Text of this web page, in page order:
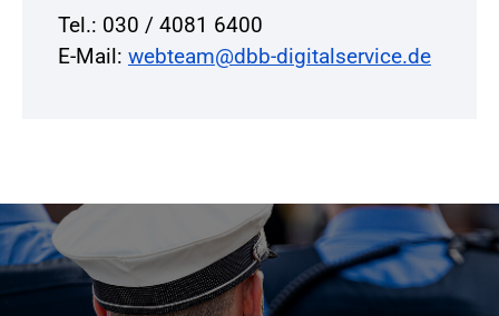
Tel.: 030 / 4081 6400
E-Mail: webteam@dbb-digitalservice.de